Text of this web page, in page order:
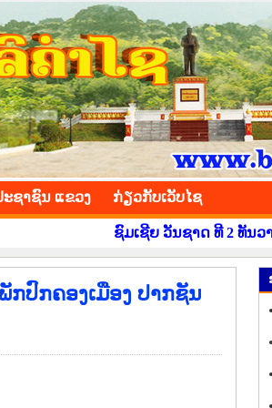
ະຊາຊົນ ແຂວງ ​ກ່ຽວ​ກັບ​ເວັບ​ໄຊ
ຊົມເຊີຍ ວັນຊາດ ທີ 2 ທັນວາ ຄົບຮ
ປົກຄອງເມືອງ ປາກຊັນ